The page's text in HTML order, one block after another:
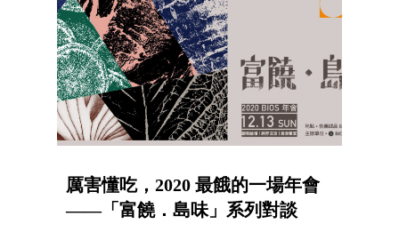
厲害懂吃，2020 最餓的一場年會
——「富饒．島味」系列對談